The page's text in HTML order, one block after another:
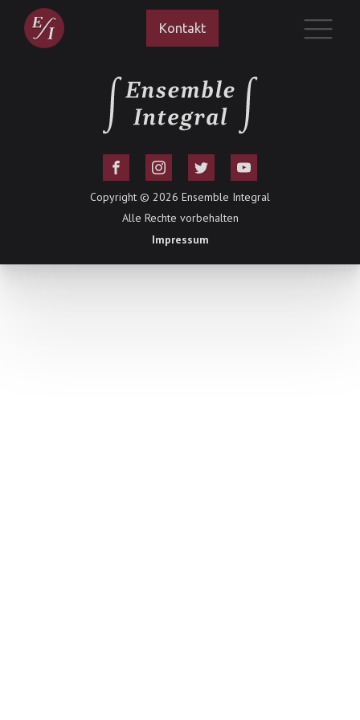
Kontakt
Copyright © 2026 Ensemble Integral
Alle Rechte vorbehalten
Impressum